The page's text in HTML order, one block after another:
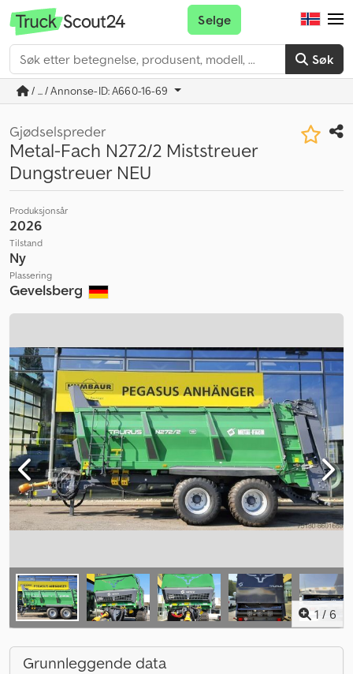
Søk
Selge
/ ... / Annonse-ID: A660-16-69
Gjødselspreder
Metal-Fach N272/2 Miststreuer
Dungstreuer NEU
Produksjonsår
2026
Tilstand
Ny
Plassering
Gevelsberg
1 / 6
Grunnleggende data